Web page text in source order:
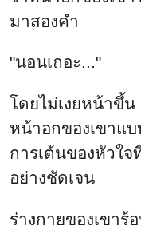
มาสองคำ
"นอนเถอะ..."
โดยไม่เงยหน้าขึ้
หน้าอกของเขาแ
การเต้นของหัวใ
อย่างชัดเจน
ร่างกายของเขา